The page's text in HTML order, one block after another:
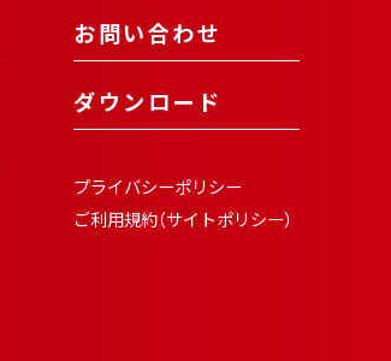
お問い合わせ
ダウンロード
プライバシーポリシー
ご利用規約（サイトポリシー）